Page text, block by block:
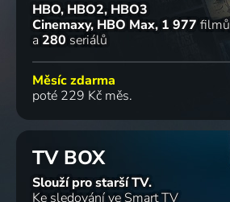
HBO, HBO2, HBO3
Cinemaxy, HBO Max 1 977 filmů
a 280 seriálů
Měsíc zdarma
poté 229 Kč měs.
TV BOX
Slouží pro starší TV.
Ke sledování ve Smart TV